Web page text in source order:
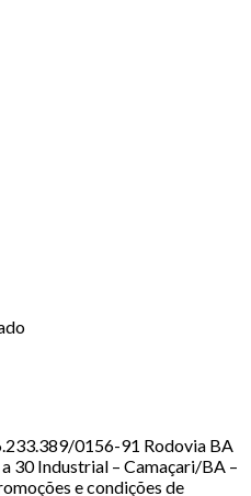
0156-91 Rodovia BA
30 Industrial – Camaçari/BA –
e condições de